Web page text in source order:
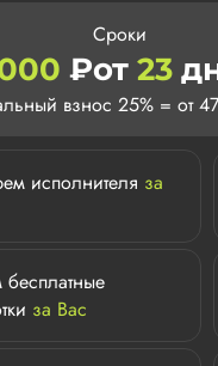
₽
Сроки
от 23
взнос 25% = от
исполнителя за
за Вас